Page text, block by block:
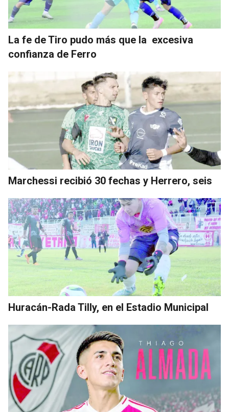
La fe de Tiro pudo más que la excesiva
confianza de Ferro
Marchessi recibió 30 fechas y Herrero, seis
Huracán-Rada Tilly, en el Estadio Municipal